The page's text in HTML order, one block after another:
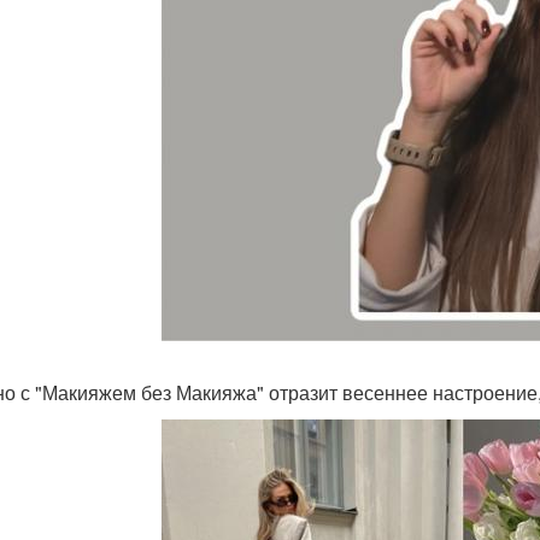
с "Макияжем без Макияжа" отразит весеннее